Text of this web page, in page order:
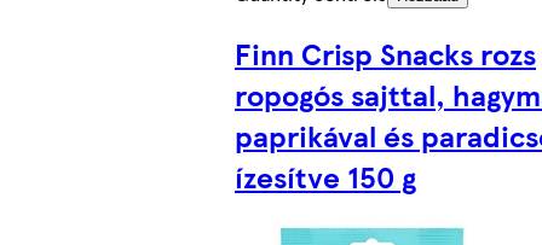
Finn Crisp Snacks rozs
ropogós sajttal,
paprikával és
ízesítve 150 g